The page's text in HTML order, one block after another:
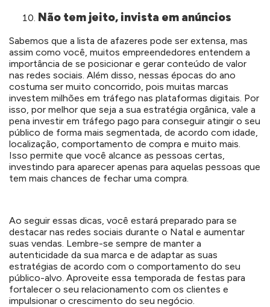
Não tem jeito, invista em anúncios
Sabemos que a lista de afazeres pode ser extensa, mas
assim como você, muitos empreendedores entendem a
importância de se posicionar e gerar conteúdo de valor
nas redes sociais. Além disso, nessas épocas do ano
costuma ser muito concorrido, pois muitas marcas
investem milhões em tráfego nas plataformas digitais. Por
isso, por melhor que seja a sua estratégia orgânica, vale a
pena investir em tráfego pago para conseguir atingir o seu
público de forma mais segmentada, de acordo com idade,
localização, comportamento de compra e muito mais.
Isso permite que você alcance as pessoas certas,
investindo para aparecer apenas para aquelas pessoas que
tem mais chances de fechar uma compra.
Ao seguir essas dicas, você estará preparado para se
destacar nas redes sociais durante o Natal e aumentar
suas vendas. Lembre-se sempre de manter a
autenticidade da sua marca e de adaptar as suas
estratégias de acordo com o comportamento do seu
público-alvo. Aproveite essa temporada de festas para
fortalecer o seu relacionamento com os clientes e
impulsionar o crescimento do seu negócio.